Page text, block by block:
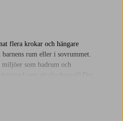
flera krokar och hängare
rum eller i sovrummet.
som badrum och
i hallen?